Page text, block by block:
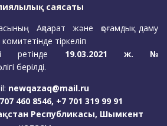
саясаты
Ақпарат және қоғамдық даму
комитетінде тіркеліп
ретінде 19.03.2021 ж. №
берілді.
newqazaq@mail.ru
460 8546, +7 701 319 99 91
Республикасы, Шымкент